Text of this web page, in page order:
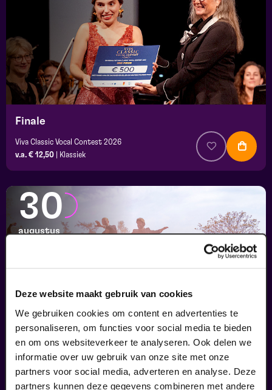
Deze website maakt gebruik van cookies
We gebruiken cookies om content en advertenties te
personaliseren, om functies voor social media te bieden
en om ons websiteverkeer te analyseren. Ook delen we
informatie over uw gebruik van onze site met onze
partners voor social media, adverteren en analyse. Deze
partners kunnen deze gegevens combineren met andere
Finale
Viva Classic Vocal Contest 2026
v.a. € 12,50
Klassiek
30
augustus
Passiespelen Tegelen
Kruisig mij